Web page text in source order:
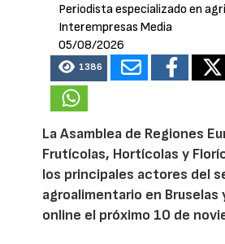
Periodista especializado en
Interempresas Media
05/08/2026
1386
La Asamblea de Regiones
Frutícolas, Hortícolas y
los principales actores del
agroalimentario en
online el próximo 10 de